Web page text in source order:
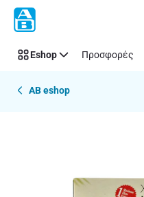
Παράλειψη
Eshop Προσφορές
AB eshop